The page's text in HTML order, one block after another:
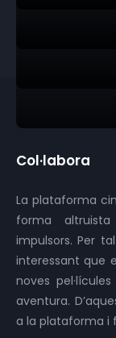
Col·labora
La plataforma
forma
impulsors. Per
interessant que
noves
aventura.
a la plataforma i